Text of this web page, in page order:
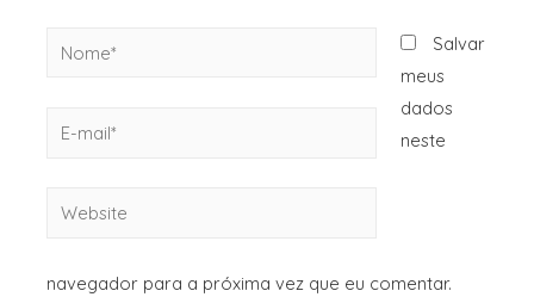
Salvar
meus
dados
neste
navegador para a próxima vez que eu comentar.